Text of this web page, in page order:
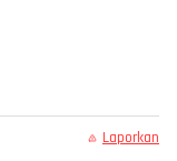
Laporkan